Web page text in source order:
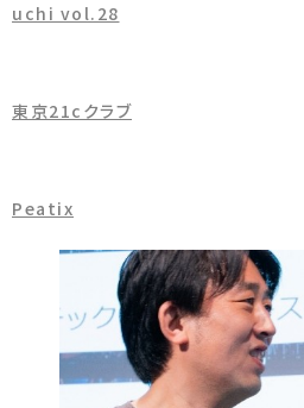
uchi vol.28
東京21cクラブ
Peatix